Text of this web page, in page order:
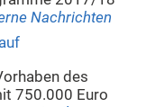
Nachrichten
des
750.000 Euro